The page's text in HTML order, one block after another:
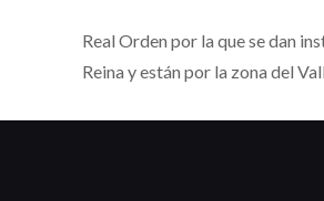
Real Orden por la que se dan
Reina y están por la zona del